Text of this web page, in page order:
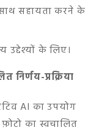
सहायता करने के
के लिए।
प्रक्रिया
AI का उपयोग
का स्वचालित